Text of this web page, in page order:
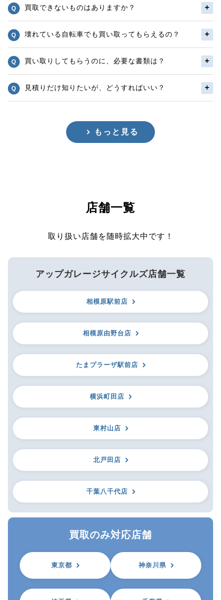
買取できないものはありますか？
壊れている自転車でも買い取ってもらえるの？
買い取りしてもらうのに、必要な書類は？
見積りだけ知りたいが、どうすればいい？
もっと見る
店舗一覧
取り扱い店舗を随時拡大中です！
アップガレージサイクルズ店舗一覧
相模原駅前店
相模原由野台店
たまプラーザ駅前店
横浜町田店
東村山店
北戸田店
千葉八千代店
買取のみ対応店舗
東京都 神奈川県